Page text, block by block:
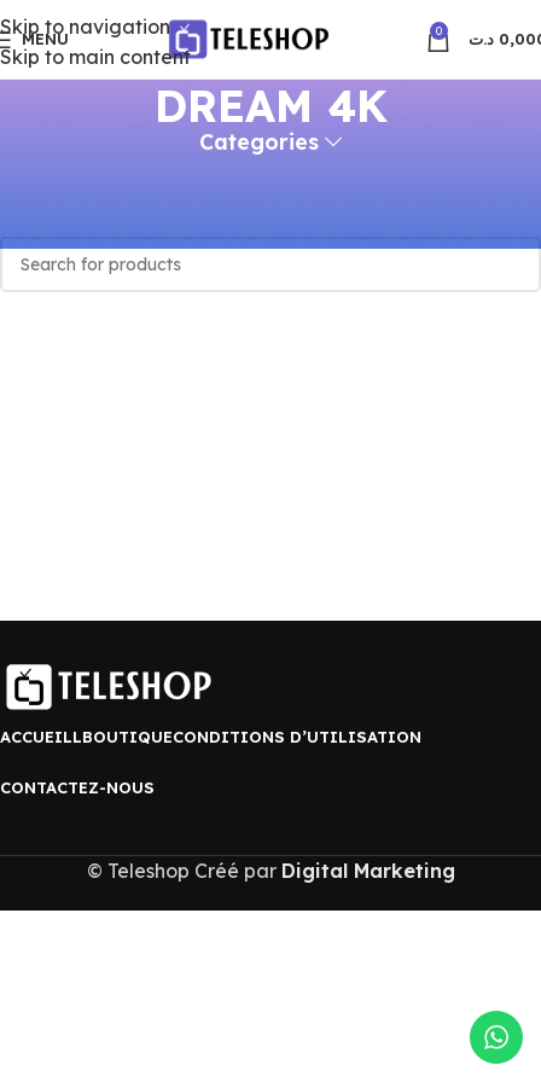
Skip to navigation
Skip to main content
MENU 0 د.ت
DREAM 4K
Categories
ACCUEILLBOUTIQUECONDITIONS D’UTILISATION
CONTACTEZ-NOUS
© Teleshop Créé par Digital Marketing